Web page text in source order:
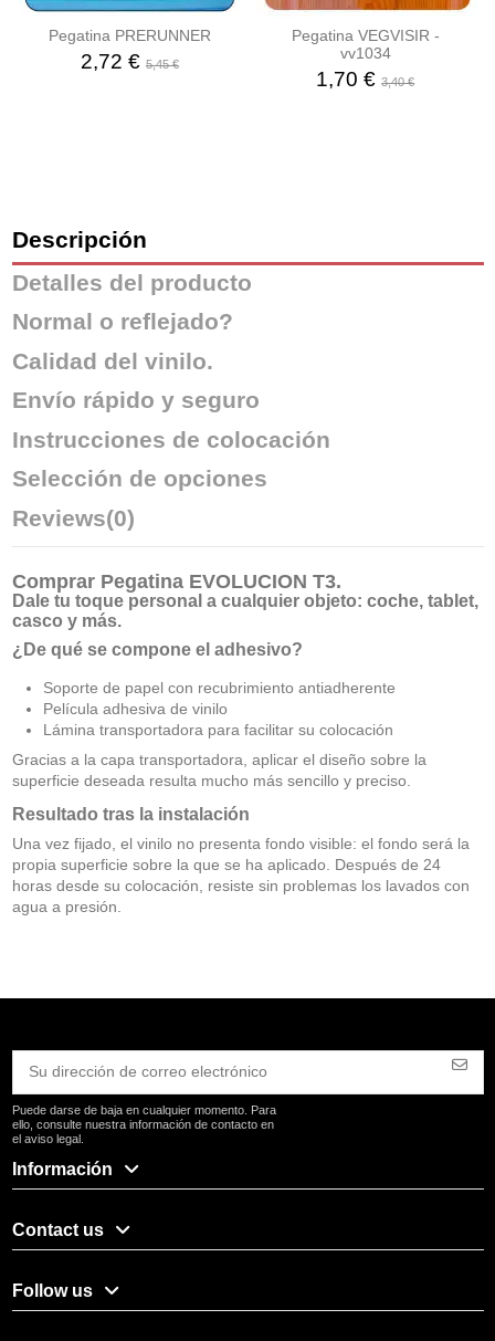
Pegatina PRERUNNER
2,72 € 5,45 €
Pegatina VEGVISIR -
vv1034
1,70 €3,40 €
Descripción
Detalles del producto
Normal o reflejado?
Calidad del vinilo.
Envío rápido y seguro
Instrucciones de colocación
Selección de opciones
Reviews(0)
Comprar Pegatina EVOLUCION T3.
Dale tu toque personal a cualquier objeto: coche, tablet,
casco y más.
¿De qué se compone el adhesivo?
Soporte de papel con recubrimiento antiadherente
Película adhesiva de vinilo
Lámina transportadora para facilitar su colocación
Gracias a la capa transportadora, aplicar el diseño sobre la
superficie deseada resulta mucho más sencillo y preciso.
Resultado tras la instalación
Una vez fijado, el vinilo no presenta fondo visible: el fondo será la
propia superficie sobre la que se ha aplicado. Después de 24
horas desde su colocación, resiste sin problemas los lavados con
agua a presión.
Puede darse de baja en cualquier momento. Para
ello, consulte nuestra información de contacto en
el aviso legal.
Información
Contact us
Follow us